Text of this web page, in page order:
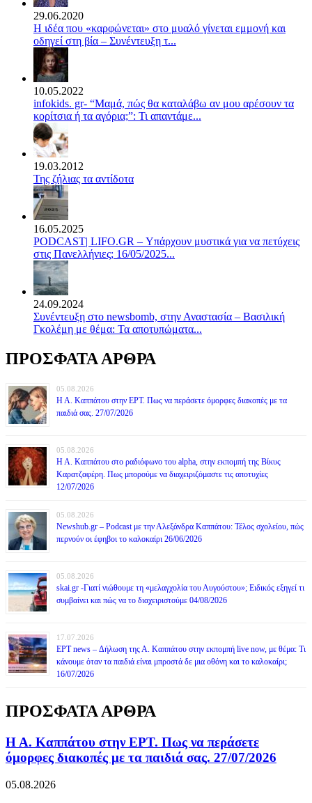
29.06.2020
Η ιδέα που «καρφώνεται» στο μυαλό γίνεται εμμονή και
οδηγεί στη βία – Συνέντευξη τ...
10.05.2022
infokids. gr- “Μαμά, πώς θα καταλάβω αν μου αρέσουν τα
κορίτσια ή τα αγόρια;”: Τι απαντάμε...
19.03.2012
Της ζήλιας τα αντίδοτα
16.05.2025
PODCAST| LIFO.GR – Υπάρχουν μυστικά για να πετύχεις
στις Πανελλήνιες; 16/05/2025...
24.09.2024
Συνέντευξη στο newsbomb, στην Αναστασία – Βασιλική
Γκολέμη με θέμα: Τα αποτυπώματα...
ΠΡΟΣΦΑΤΑ ΑΡΘΡΑ
05.08.2026
Η Α. Καππάτου στην ΕΡΤ. Πως να περάσετε όμορφες διακοπές με τα
παιδιά σας. 27/07/2026
05.08.2026
Η Α. Καππάτου στο ραδιόφωνο του alpha, στην εκπομπή της Βίκυς
Καρατζαφέρη. Πως μπορούμε να διαχειριζόμαστε τις αποτυχίες
12/07/2026
05.08.2026
Newshub.gr – Podcast με την Αλεξάνδρα Καππάτου: Τέλος σχολείου, πώς
περνούν οι έφηβοι το καλοκαίρι 26/06/2026
05.08.2026
skai.gr -Γιατί νιώθουμε τη «μελαγχολία του Αυγούστου»; Ειδικός εξηγεί τι
συμβαίνει και πώς να το διαχειριστούμε 04/08/2026
17.07.2026
ΕΡΤ news – Δήλωση της Α. Καππάτου στην εκπομπή live now, με θέμα: Τι
κάνουμε όταν τα παιδιά είναι μπροστά δε μια οθόνη και το καλοκαίρι;
16/07/2026
ΠΡΟΣΦΑΤΑ ΑΡΘΡΑ
Η Α. Καππάτου στην ΕΡΤ. Πως να περάσετε
όμορφες διακοπές με τα παιδιά σας. 27/07/2026
05.08.2026